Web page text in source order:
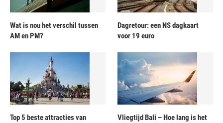
Wat is nou het verschil tussen
AM en PM?
Dagretour: een NS dagkaart
voor 19 euro
Top 5 beste attracties van
Vliegtijd Bali – Hoe lang is het